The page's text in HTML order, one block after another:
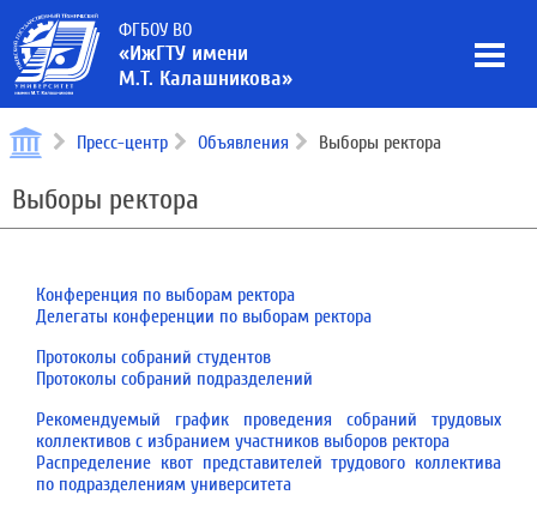
ФГБОУ ВО
«ИжГТУ имени
М.Т. Калашникова»
Пресс-центр Объявления Выборы ректора
Выборы ректора
Конференция по выборам ректора
Делегаты конференции по выборам ректора
Протоколы собраний студентов
Протоколы собраний подразделений
Рекомендуемый график проведения собраний трудовых
коллективов с избранием участников выборов ректора
Распределение квот представителей трудового коллектива
по подразделениям университета